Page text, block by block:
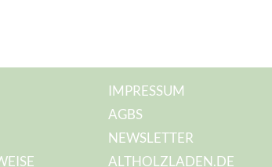
IMPRESSUM
AGBS
NEWSLETTER
ALTHOLZLADEN.DE